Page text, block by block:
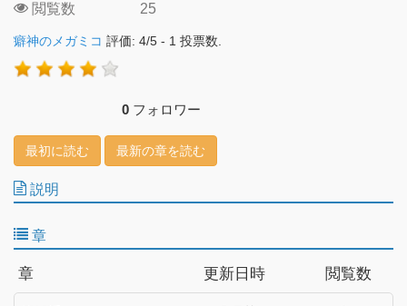
閲覧数
25
癖神のメガミコ 評価: 4/5 - 1 投票数.
0 フォロワー
最初に読む 最新の章を読む
説明
章
章 更新日時 閲覧数